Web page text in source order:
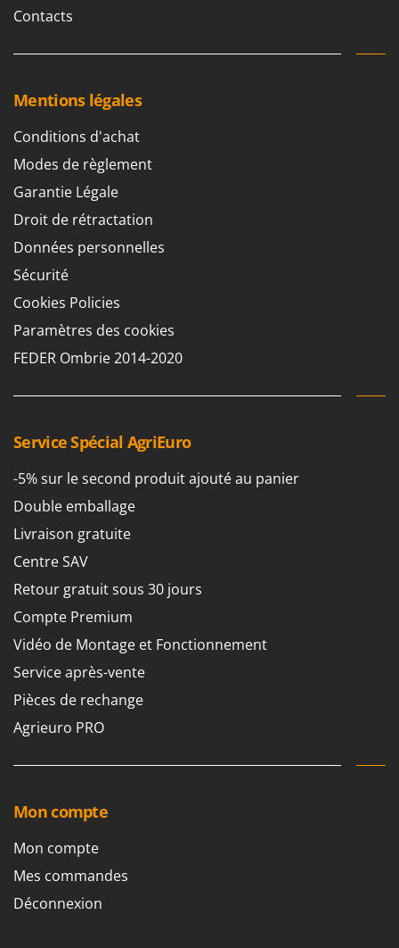
Contacts
Mentions légales
Conditions d'achat
Modes de règlement
Garantie Légale
Droit de rétractation
Données personnelles
Sécurité
Cookies Policies
Paramètres des cookies
FEDER Ombrie 2014-2020
Service Spécial AgriEuro
-5% sur le second produit ajouté au panier
Double emballage
Livraison gratuite
Centre SAV
Retour gratuit sous 30 jours
Compte Premium
Vidéo de Montage et Fonctionnement
Service après-vente
Pièces de rechange
Agrieuro PRO
Mon compte
Mon compte
Mes commandes
Déconnexion